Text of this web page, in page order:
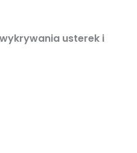
usterek i